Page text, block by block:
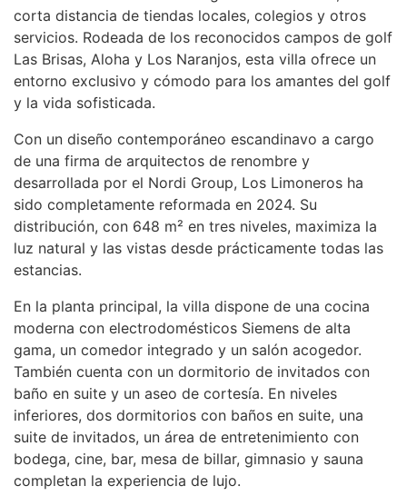
corta distancia de tiendas locales, colegios y otros
servicios. Rodeada de los reconocidos campos de golf
Las Brisas, Aloha y Los Naranjos, esta villa ofrece un
entorno exclusivo y cómodo para los amantes del golf
y la vida sofisticada.
Con un diseño contemporáneo escandinavo a cargo
de una firma de arquitectos de renombre y
desarrollada por el Nordi Group, Los Limoneros ha
sido completamente reformada en 2024. Su
distribución, con 648 m² en tres niveles, maximiza la
luz natural y las vistas desde prácticamente todas las
estancias.
En la planta principal, la villa dispone de una cocina
moderna con electrodomésticos Siemens de alta
gama, un comedor integrado y un salón acogedor.
También cuenta con un dormitorio de invitados con
baño en suite y un aseo de cortesía. En niveles
inferiores, dos dormitorios con baños en suite, una
suite de invitados, un área de entretenimiento con
bodega, cine, bar, mesa de billar, gimnasio y sauna
completan la experiencia de lujo.